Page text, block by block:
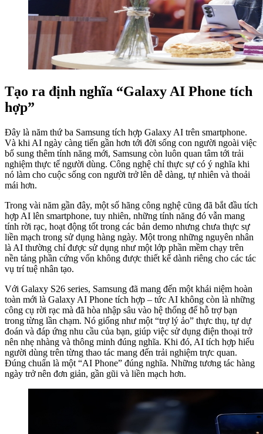
Tạo ra định nghĩa “Galaxy AI Phone tích
hợp”
Đây là năm thứ ba Samsung tích hợp Galaxy AI trên smartphone.
Và khi AI ngày càng tiến gần hơn tới đời sống con người ngoài việc
bổ sung thêm tính năng mới, Samsung còn luôn quan tâm tới trải
nghiệm thực tế người dùng. Công nghệ chỉ thực sự có ý nghĩa khi
nó làm cho cuộc sống con người trở lên dễ dàng, tự nhiên và thoải
mái hơn.
Trong vài năm gần đây, một số hãng công nghệ cũng đã bắt đầu tích
hợp AI lên smartphone, tuy nhiên, những tính năng đó vẫn mang
tính rời rạc, hoạt động tốt trong các bản demo nhưng chưa thực sự
liền mạch trong sử dụng hàng ngày. Một trong những nguyên nhân
là AI thường chỉ được sử dụng như một lớp phần mềm chạy trên
nền tảng phần cứng vốn không được thiết kế dành riêng cho các tác
vụ trí tuệ nhân tạo.
Với Galaxy S26 series, Samsung đã mang đến một khái niệm hoàn
toàn mới là Galaxy AI Phone tích hợp – tức AI không còn là những
công cụ rời rạc mà đã hòa nhập sâu vào hệ thống để hỗ trợ bạn
trong từng lần chạm. Nó giống như một “trợ lý ảo” thực thụ, tự dự
đoán và đáp ứng nhu cầu của bạn, giúp việc sử dụng điện thoại trở
nên nhẹ nhàng và thông minh đúng nghĩa. Khi đó, AI tích hợp hiểu
người dùng trên từng thao tác mang đến trải nghiệm trực quan.
Đúng chuẩn là một “AI Phone” đúng nghĩa. Những tương tác hàng
ngày trở nên đơn giản, gần gũi và liền mạch hơn.